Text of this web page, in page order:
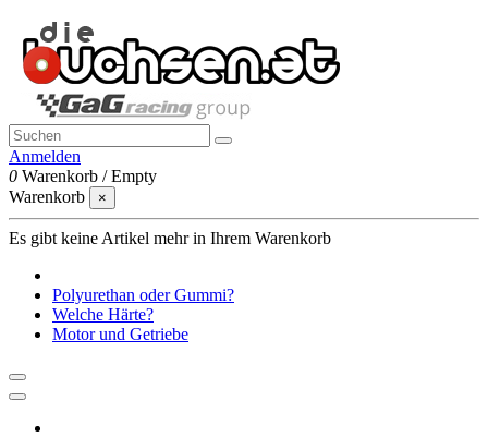
Anmelden
0 Warenkorb /Empty
Warenkorb
×
Es gibt keine Artikel mehr in Ihrem Warenkorb
Polyurethan oder Gummi?
Welche Härte?
Motor und Getriebe